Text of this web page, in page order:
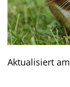
Aktualisiert am